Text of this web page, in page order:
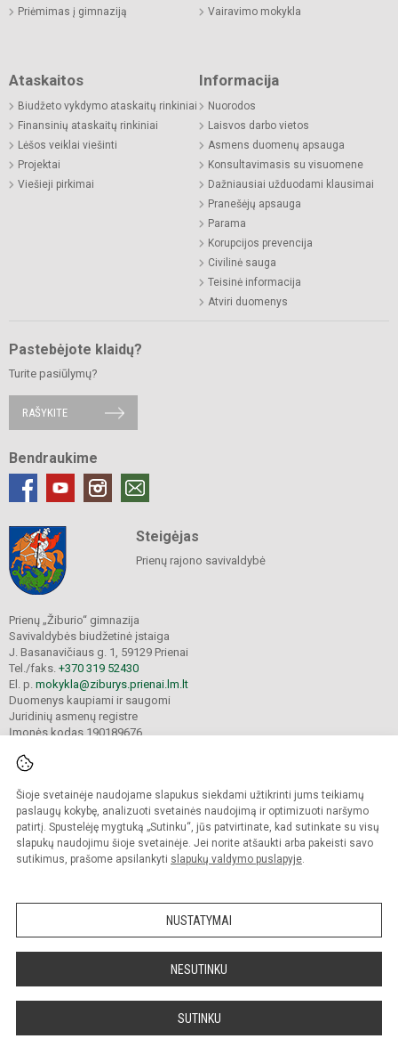
Šioje svetainėje naudojame slapukus siekdami užtikrinti jums teikiamų
paslaugų kokybę, analizuoti svetainės naudojimą ir optimizuoti naršymo
patirtį. Spustelėję mygtuką „Sutinku“, jūs patvirtinate, kad sutinkate su visų
slapukų naudojimu šioje svetainėje. Jei norite atšaukti arba pakeisti savo
sutikimus, prašome apsilankyti slapukų valdymo puslapyje.
NUSTATYMAI
NESUTINKU
SUTINKU
Priėmimas į gimnaziją
Vairavimo mokykla
Ataskaitos
Biudžeto vykdymo ataskaitų rinkiniai
Finansinių ataskaitų rinkiniai
Lėšos veiklai viešinti
Projektai
Viešieji pirkimai
Informacija
Nuorodos
Laisvos darbo vietos
Asmens duomenų apsauga
Konsultavimasis su visuomene
Dažniausiai užduodami klausimai
Pranešėjų apsauga
Parama
Korupcijos prevencija
Civilinė sauga
Teisinė informacija
Atviri duomenys
Pastebėjote klaidų?
Turite pasiūlymų?
RAŠYKITE
Bendraukime
Steigėjas
Prienų rajono savivaldybė
Prienų „Žiburio“ gimnazija
Savivaldybės biudžetinė įstaiga
J. Basanavičiaus g. 1, 59129 Prienai
Tel./faks. +370 319 52430
El. p. mokykla@ziburys.prienai.lm.lt
Duomenys kaupiami ir saugomi
Juridinių asmenų registre
Įmonės kodas 190189676
© 2023 Prienų "Žiburio" gimnazija. Visos teisės saugomos.
Kopijuoti turinį be raštiško gimnazijos sutikimo griežtai draudžiama.
Versija neįgaliesiems Slapukų politika
Sumanus būdas atnaujinti